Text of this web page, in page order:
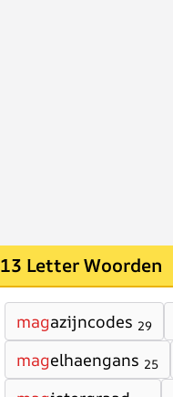
13 Letter Woorden
magazijncodes 29
magelhaengans 25